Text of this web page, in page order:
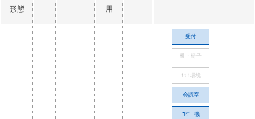
形態 用
受付
机・椅子
ﾈｯﾄ環境
会議室
ｺﾋﾟｰ機